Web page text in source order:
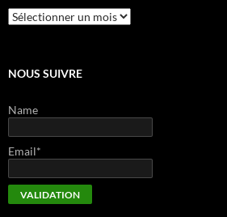
Archives
NOUS SUIVRE
Name
Email*